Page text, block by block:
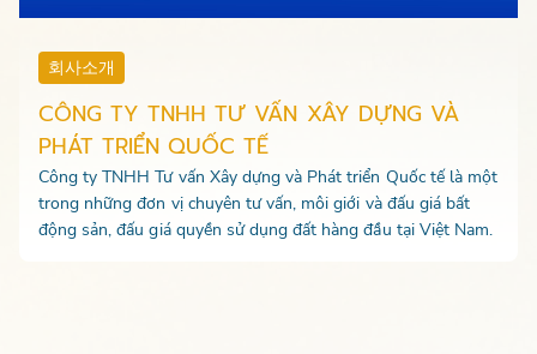
회사소개
CÔNG TY TNHH TƯ VẤN XÂY DỰNG VÀ
PHÁT TRIỂN QUỐC TẾ
Công ty TNHH Tư vấn Xây dựng và Phát triển Quốc tế là một
trong những đơn vị chuyên tư vấn, môi giới và đấu giá bất
động sản, đấu giá quyền sử dụng đất hàng đầu tại Việt Nam.